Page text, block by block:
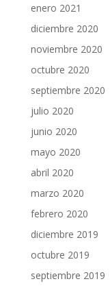
enero 2021
diciembre 2020
noviembre 2020
octubre 2020
septiembre 2020
julio 2020
junio 2020
mayo 2020
abril 2020
marzo 2020
febrero 2020
diciembre 2019
octubre 2019
septiembre 2019